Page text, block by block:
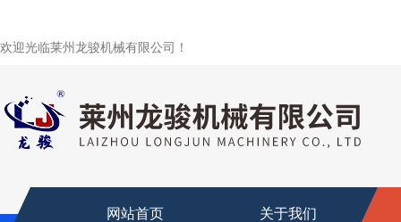
欢迎光临莱州龙骏机械有限公司！
网站首页 关于我们